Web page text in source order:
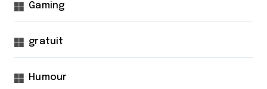
Gaming
gratuit
Humour